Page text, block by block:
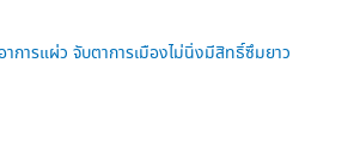
การแผ่ว จับตาการเมืองไม่นิ่งมีสิทธิ์ซึมยาว